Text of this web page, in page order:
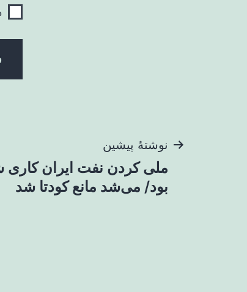
راهبری
نوشته
نوشتهٔ پیشین
ملی کردن نفت ایران
بود/ می‌شد مانع کودتا شد